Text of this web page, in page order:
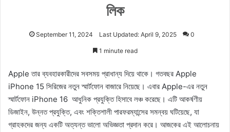
লিক
September 11, 2024 Last Updated: April 9, 2025 0
1 minute read
Apple তার ব্যবহারকারীদের সবসময় প্রাধান্য দিয়ে থাকে। গতবছর Apple
iPhone 15 সিরিজের নতুন স্মার্টফোন বাজারে নিয়েছে। এবার Apple-এর নতুন
স্মার্টফোন iPhone 16 আধুনিক প্রযুক্তি হিসাবে লঞ্চ করেছে। এটি আকর্ষণীয়
ডিজাইন, উন্নত প্রযুক্তি, এবং শক্তিশালী পারফরম্যান্সের সমন্বয় ঘটিয়েছে, যা
গ্রাহকদের জন্য একটি অত্যন্ত ভালো অভিজ্ঞতা প্রদান করে। আজকের এই আলোচনায়